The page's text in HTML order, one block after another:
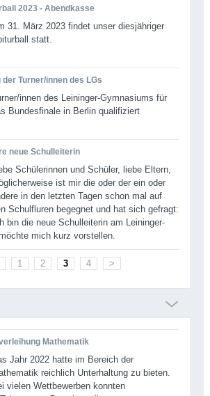
2023 - Abendkasse
31. März 2023 findet unser diesjähriger
statt.
der Turner/innen des LGs
innen des Leininger-Gymnasiums für
Bundesfinale in Berlin qualifiziert
neue Schulleiterin
Schülerinnen und Schüler, liebe Eltern,
ist mir die oder der ein oder
in den letzten Tagen schon mal auf
Schulfluren begegnet und hat sich gefragt:
bin die neue Schulleiterin am Leininger-
mich kurz vorstellen.
1 2 3 4 >
Mathematik
Jahr 2022 hatte im Bereich der
reichlich Unterhaltung zu bieten.
vielen Wettbewerben konnten